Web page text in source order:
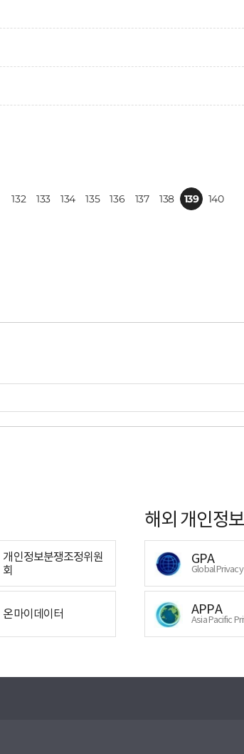
132 133 134 135 136 137 138 139 140
개인정보분쟁조정위원
회
온마이데이터
해외 개인정
GPA
Global
APPA
Asia Pacific